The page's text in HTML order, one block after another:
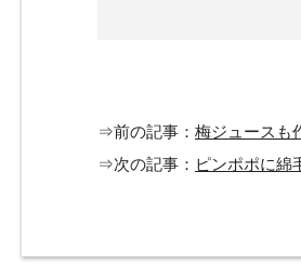
⇒前の記事： 梅ジュースも
⇒次の記事： ピンポポに綿